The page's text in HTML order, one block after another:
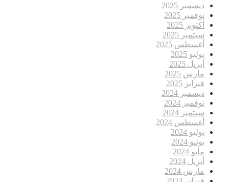
ديسمبر 2025
نوفمبر 2025
أكتوبر 2025
سبتمبر 2025
أغسطس 2025
يوليو 2025
أبريل 2025
مارس 2025
فبراير 2025
ديسمبر 2024
نوفمبر 2024
سبتمبر 2024
أغسطس 2024
يوليو 2024
يونيو 2024
مايو 2024
أبريل 2024
مارس 2024